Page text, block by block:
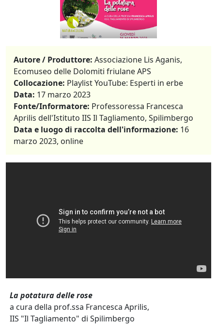
Autore / Produttore: Associazione Lis Aganis,
Ecomuseo delle Dolomiti friulane APS
Collocazione: Playlist YouTube: Esperti in erbe
Data: 17 marzo 2023
Fonte/Informatore: Professoressa Francesca
Aprilis dell'Istituto IIS Il Tagliamento, Spilimbergo
Data e luogo di raccolta dell'informazione: 16
marzo 2023, online
La potatura delle rose
a cura della prof.ssa Francesca Aprilis,
IIS "Il Tagliamento" di Spilimbergo